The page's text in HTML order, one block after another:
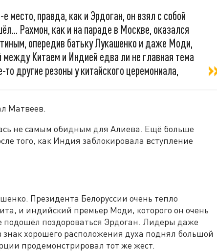
место, правда, как и Эрдоган, он взял с собой
Рахмон, как и на параде в Москве, оказался
опередив батьку Лукашенко и даже Моди,
между Китаем и Индией едва ли не главная тема
другие резоны у китайского церемониала,
Матвеев.
не самым обидным для Алиева. Ещё больше
того, как Индия заблокировала вступление
Президента Белоруссии очень тепло
и индийский премьер Моди, которого он очень
подошёл поздороваться Эрдоган. Лидеры даже
знак хорошего расположения духа поднял большой
продемонстрировал тот же жест.